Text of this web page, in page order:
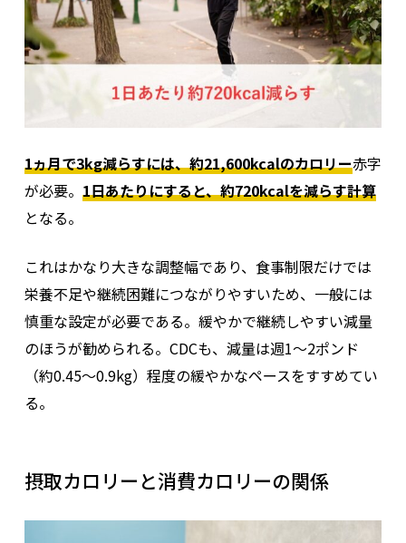
1ヵ月で3kg減らすには、約21,600kcalのカロリー赤字
が必要。 1日あたりにすると、約720kcalを減らす計算
となる。
これはかなり大きな調整幅であり、食事制限だけでは
栄養不足や継続困難につながりやすいため、一般には
慎重な設定が必要である。緩やかで継続しやすい減量
のほうが勧められる。CDCも、減量は週1～2ポンド
（約0.45～0.9kg）程度の緩やかなペースをすすめてい
る。
摂取カロリーと消費カロリーの関係